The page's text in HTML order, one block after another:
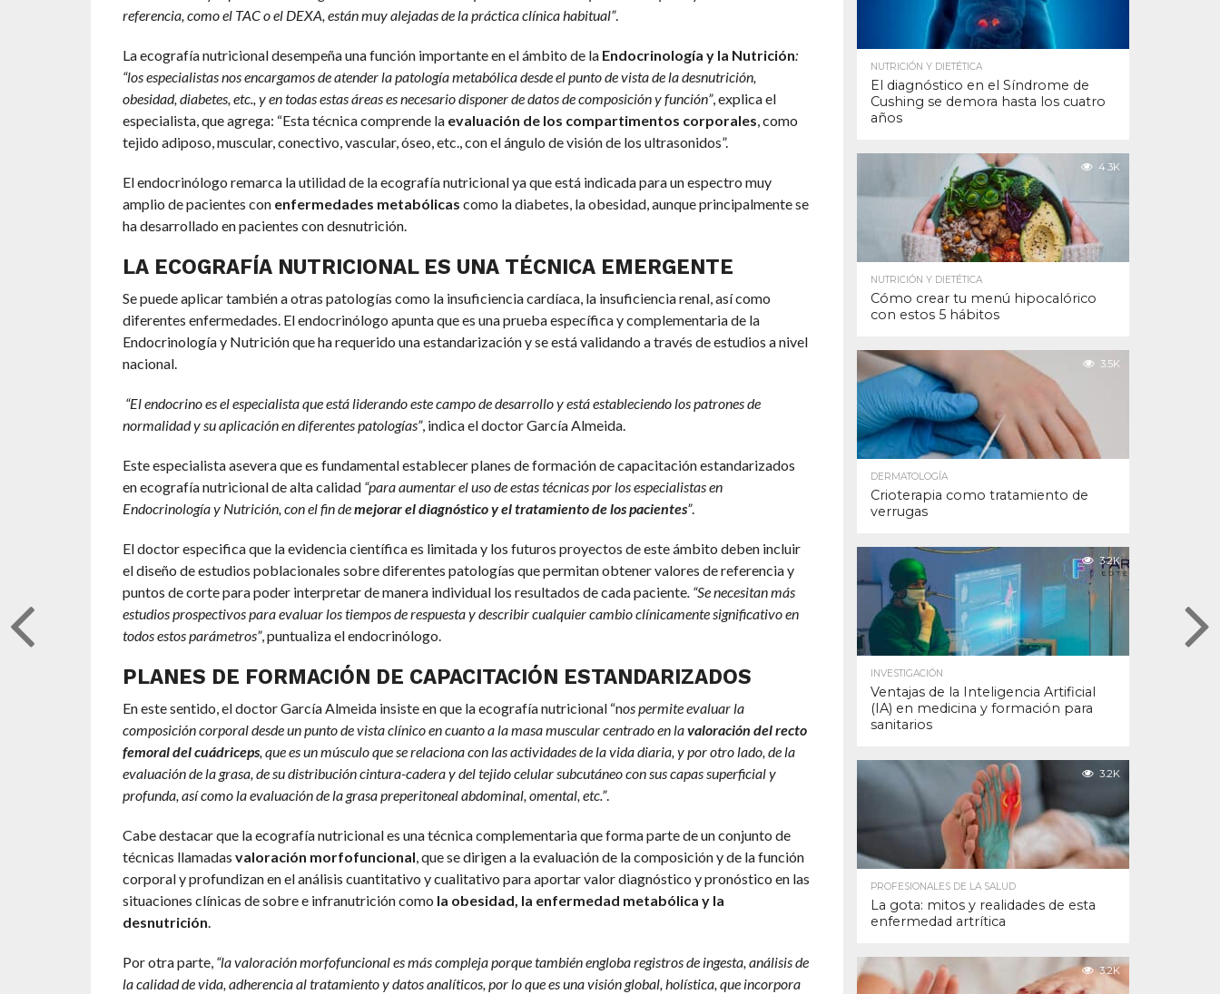
referencia, como el TAC o el DEXA, están muy alejadas de la práctica clínica habitual”.
La ecografía nutricional desempeña una función importante en el ámbito de la Endocrinología y la Nutrición:
“los especialistas nos encargamos de atender la patología metabólica desde el punto de vista de la desnutrición,
obesidad, diabetes, etc., y en todas estas áreas es necesario disponer de datos de composición y función”, explica el
especialista, que agrega: “Esta técnica comprende la evaluación de los compartimentos corporales, como
tejido adiposo, muscular, conectivo, vascular, óseo, etc., con el ángulo de visión de los ultrasonidos”.
El endocrinólogo remarca la utilidad de la ecografía nutricional ya que está indicada para un espectro muy
amplio de pacientes con enfermedades metabólicas como la diabetes, la obesidad, aunque principalmente se
ha desarrollado en pacientes con desnutrición.
LA ECOGRAFÍA NUTRICIONAL ES UNA TÉCNICA EMERGENTE
Se puede aplicar también a otras patologías como la insuficiencia cardíaca, la insuficiencia renal, así como
diferentes enfermedades. El endocrinólogo apunta que es una prueba específica y complementaria de la
Endocrinología y Nutrición que ha requerido una estandarización y se está validando a través de estudios a nivel
nacional.
“El endocrino es el especialista que está liderando este campo de desarrollo y está estableciendo los patrones de
normalidad y su aplicación en diferentes patologías”, indica el doctor García Almeida.
Este especialista asevera que es fundamental establecer planes de formación de capacitación estandarizados
en ecografía nutricional de alta calidad “para aumentar el uso de estas técnicas por los especialistas en
Endocrinología y Nutrición, con el fin demejorar el diagnóstico y el tratamiento de los pacientes”.
El doctor especifica que la evidencia científica es limitada y los futuros proyectos de este ámbito deben incluir
el diseño de estudios poblacionales sobre diferentes patologías que permitan obtener valores de referencia y
puntos de corte para poder interpretar de manera individual los resultados de cada paciente. “Se necesitan más
estudios prospectivos para evaluar los tiempos de respuesta y describir cualquier cambio clínicamente significativo en
todos estos parámetros”, puntualiza el endocrinólogo.
PLANES DE FORMACIÓN DE CAPACITACIÓN ESTANDARIZADOS
En este sentido, el doctor García Almeida insiste en que la ecografía nutricional “nos permite evaluar la
composición corporal desde un punto de vista clínico en cuanto a la masa muscular centrado en lavaloración del recto
femoral del cuádriceps, que es un músculo que se relaciona con las actividades de la vida diaria, y por otro lado, de la
evaluación de la grasa, de su distribución cintura-cadera y del tejido celular subcutáneo con sus capas superficial y
profunda, así como la evaluación de la grasa preperitoneal abdominal, omental, etc.”.
Cabe destacar que la ecografía nutricional es una técnica complementaria que forma parte de un conjunto de
técnicas llamadas valoración morfofuncional, que se dirigen a la evaluación de la composición y de la función
corporal y profundizan en el análisis cuantitativo y cualitativo para aportar valor diagnóstico y pronóstico en las
situaciones clínicas de sobre e infranutrición como la obesidad, la enfermedad metabólica y la
desnutrición.
Por otra parte, “la valoración morfofuncional es más compleja porque también engloba registros de ingesta, análisis de
la calidad de vida, adherencia al tratamiento y datos analíticos, por lo que es una visión global, holística, que incorpora
NUTRICIÓN Y DIETÉTICA
El diagnóstico en el Síndrome de
Cushing se demora hasta los cuatro
años
4.3K
NUTRICIÓN Y DIETÉTICA
Cómo crear tu menú hipocalórico
con estos 5 hábitos
3.5K
DERMATOLOGÍA
Crioterapia como tratamiento de
verrugas
3.2K
INVESTIGACIÓN
Ventajas de la Inteligencia Artificial
(IA) en medicina y formación para
sanitarios
3.2K
PROFESIONALES DE LA SALUD
La gota: mitos y realidades de esta
enfermedad artrítica
3.2K